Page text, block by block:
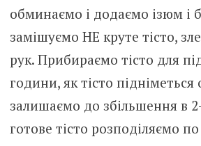
обминаємо і додаємо ізюм і
замішуємо НЕ круте тісто,
рук. Прибираємо тісто для
години, як тісто
залишаємо до збільшення в
готове тісто розподіляємо